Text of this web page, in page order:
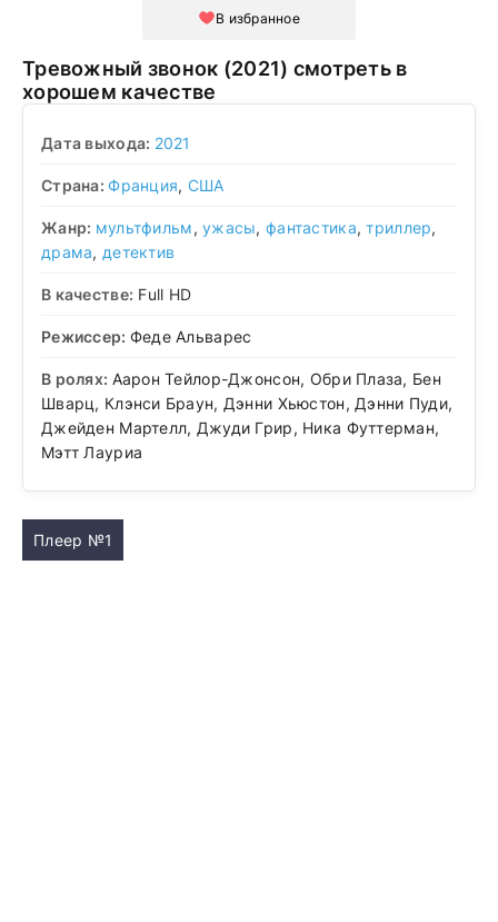
В избранное
Тревожный звонок (2021) смотреть в
хорошем качестве
Дата выхода: 2021
Страна:Франция, США
Жанр: мультфильм,ужасы,фантастика,триллер,
драма, детектив
В качестве: Full HD
Режиссер: Феде Альварес
В ролях: Аарон Тейлор-Джонсон, Обри Плаза, Бен
Шварц, Клэнси Браун, Дэнни Хьюстон, Дэнни Пуди,
Джейден Мартелл, Джуди Грир, Ника Футтерман,
Мэтт Лауриа
Плеер №1